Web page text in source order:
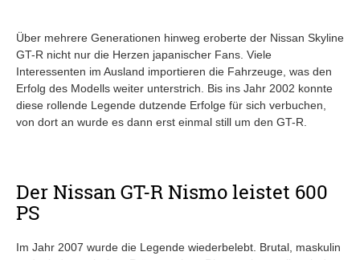
Über mehrere Generationen hinweg eroberte der Nissan Skyline
GT-R nicht nur die Herzen japanischer Fans. Viele
Interessenten im Ausland importieren die Fahrzeuge, was den
Erfolg des Modells weiter unterstrich. Bis ins Jahr 2002 konnte
diese rollende Legende dutzende Erfolge für sich verbuchen,
von dort an wurde es dann erst einmal still um den GT-R.
Der Nissan GT-R Nismo leistet 600
PS
Im Jahr 2007 wurde die Legende wiederbelebt. Brutal, maskulin